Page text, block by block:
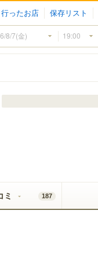
行ったお店 保存リスト
ミ 187